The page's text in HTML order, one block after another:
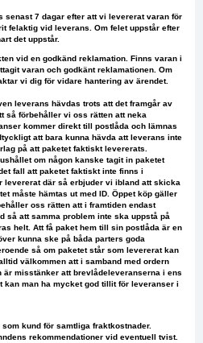
senast 7 dagar efter att vi levererat varan för
felaktig vid leverans. Om felet uppstår efter
det uppstår.
vid en godkänd reklamation. Finns varan i
varan och godkänt reklamationen. Om
vi dig för vidare hantering av ärendet.
leverans hävdas trots att det framgår av
så förbehåller vi oss rätten att neka
kommer direkt till postlåda och lämnas
att bara kunna hävda att leverans inte
på att paketet faktiskt levererats.
om någon kanske tagit in paketet
fall att paketet faktiskt inte finns i
levererat där så erbjuder vi ibland att skicka
måste hämtas ut med ID. Öppet köp gäller
oss rätten att i framtiden endast
så att samma problem inte ska uppstå på
helt. Att få paket hem till sin postlåda är en
kunna ske på båda parters goda
så om paketet står som levererat kan
välkommen att i samband med ordern
är misstänker att brevlådeleveranserna i ens
kan man ha mycket god tillit för leveranser i
kund för samtliga fraktkostnader.
rekommendationer vid eventuell tvist.